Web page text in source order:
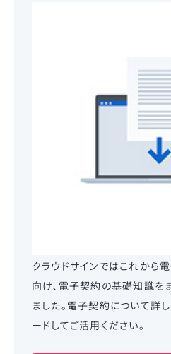
クラウドサインではこれから
向け、電子契約の基礎知識を
ました。電子契約について詳
ードしてご活用ください。